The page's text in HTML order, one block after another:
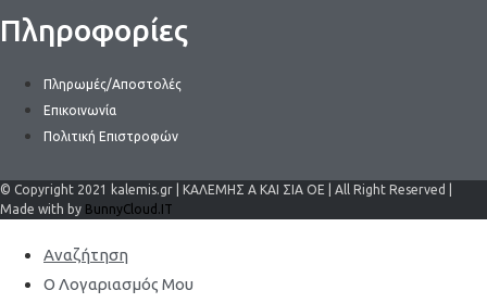
Πληροφορίες
Πληρωμές/Αποστολές
Επικοινωνία
Πολιτική Επιστροφών
© Copyright 2021 kalemis.gr | ΚΑΛΕΜΗΣ Α ΚΑΙ ΣΙΑ ΟΕ | All Right Reserved |
Made with by BunnyCloud.IT
Αναζήτηση
Ο Λογαριασμός Μου